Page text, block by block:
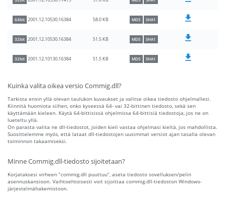
64bit 2001.12.10530.16384 58.0 KB MD5 SHA1
32bit 2001.12.10530.16384 51.5 KB MD5 SHA1
32bit 2001.12.10130.16384 51.5 KB MD5 SHA1
Kuinka valita oikea versio Commig.dll?
Tarkista ensin yllä olevan taulukon kuvaukset ja valitse oikea tiedosto ohjelmallesi.
Kiinnitä huomiota siihen, onko kyseessä 64- vai 32-bittinen tiedosto, sekä sen
käyttämään kieleen. Käytä 64-bittisissä ohjelmissa 64-bittisiä tiedostoja, jos ne on
lueteltu yllä.
On parasta valita ne dll-tiedostot, joiden kieli vastaa ohjelmasi kieltä, jos mahdollista.
Suosittelemme myös, että lataat dll-tiedostojen uusimmat versiot ajan tasalla olevan
toiminnon takaamiseksi.
Minne Commig.dll-tiedosto sijoitetaan?
Korjataksesi virheen “commig.dll puuttuu”, aseta tiedosto sovelluksen/pelin
asennuskansioon. Vaihtoehtoisesti voit sijoittaa commig.dll-tiedoston Windows-
järjestelmähakemistoon.